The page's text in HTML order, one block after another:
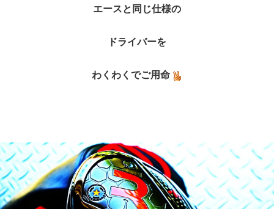
エースと同じ仕様の
ドライバーを
わくわくでご用命